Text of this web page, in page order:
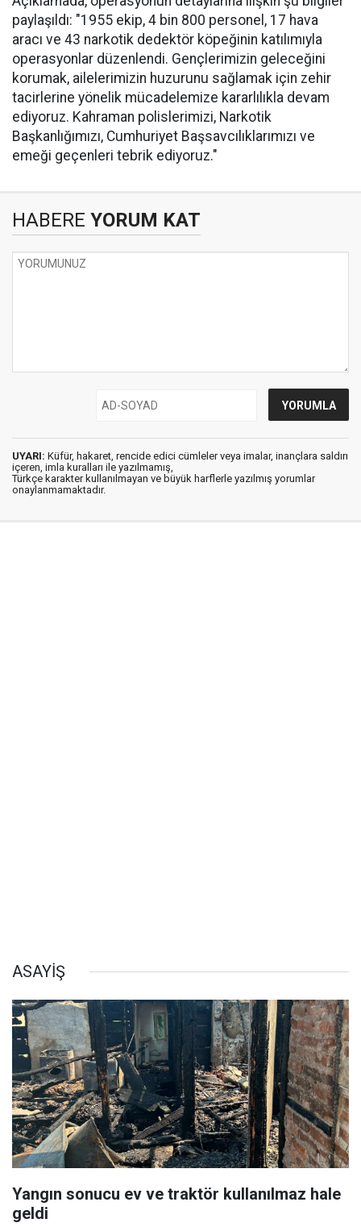
paylaşıldı: "1955 ekip, 4 bin 800 personel, 17 hava
aracı ve 43 narkotik dedektör köpeğinin katılımıyla
operasyonlar düzenlendi. Gençlerimizin geleceğini
korumak, ailelerimizin huzurunu sağlamak için zehir
tacirlerine yönelik mücadelemize kararlılıkla devam
ediyoruz. Kahraman polislerimizi, Narkotik
Başkanlığımızı, Cumhuriyet Başsavcılıklarımızı ve
emeği geçenleri tebrik ediyoruz."
HABERE YORUM KAT
UYARI: Küfür, hakaret, rencide edici cümleler veya imalar, inançlara saldırı
içeren, imla kuralları ile yazılmamış,
Türkçe karakter kullanılmayan ve büyük harflerle yazılmış yorumlar
onaylanmamaktadır.
ASAYİŞ
Yangın sonucu ev ve traktör kullanılmaz hale
geldi